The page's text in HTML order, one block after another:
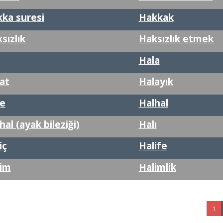
suresi
Hakkak
Haksızlık etmek
Hala
Halayık
Halhal
(ayak bileziği)
Halı
Halife
Halimlik
1